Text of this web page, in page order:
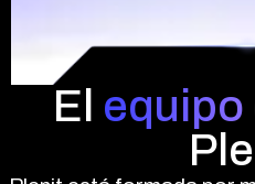
El equipo